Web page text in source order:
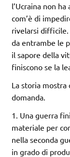
l’Ucraina non
com’è di
rivelarsi difficile.
da entrambe le
il sapore della
finiscono se la
La storia mostra
domanda.
1. Una guerra
materiale per
nella seconda
in grado di